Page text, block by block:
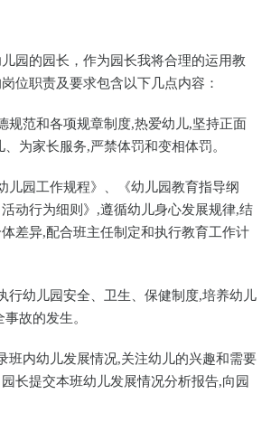
园的园长，作为园长我将合理的运用教
位职责及要求包含以下几点内容：
规范和各项规章制度,热爱幼儿,坚持正面
为家长服务,严禁体罚和变相体罚。
儿园工作规程》、《幼儿园教育指导纲
动行为细则》,遵循幼儿身心发展规律,结
差异,配合班主任制定和执行教育工作计
行幼儿园安全、卫生、保健制度,培养幼儿
故的发生。
班内幼儿发展情况,关注幼儿的兴趣和需要
长提交本班幼儿发展情况分析报告,向园